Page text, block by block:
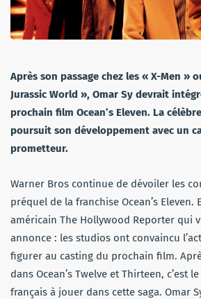
Après son passage chez les « X-Men »
Jurassic World », Omar Sy devrait
prochain film Ocean’s Eleven. La
poursuit son développement avec un
prometteur.
Warner Bros continue de dévoiler les
préquel de la franchise Ocean’s Eleven.
américain The Hollywood Reporter qui
annonce : les studios ont convaincu
figurer au casting du prochain film.
dans Ocean’s Twelve et Thirteen, c’est
français à jouer dans cette saga. Omar